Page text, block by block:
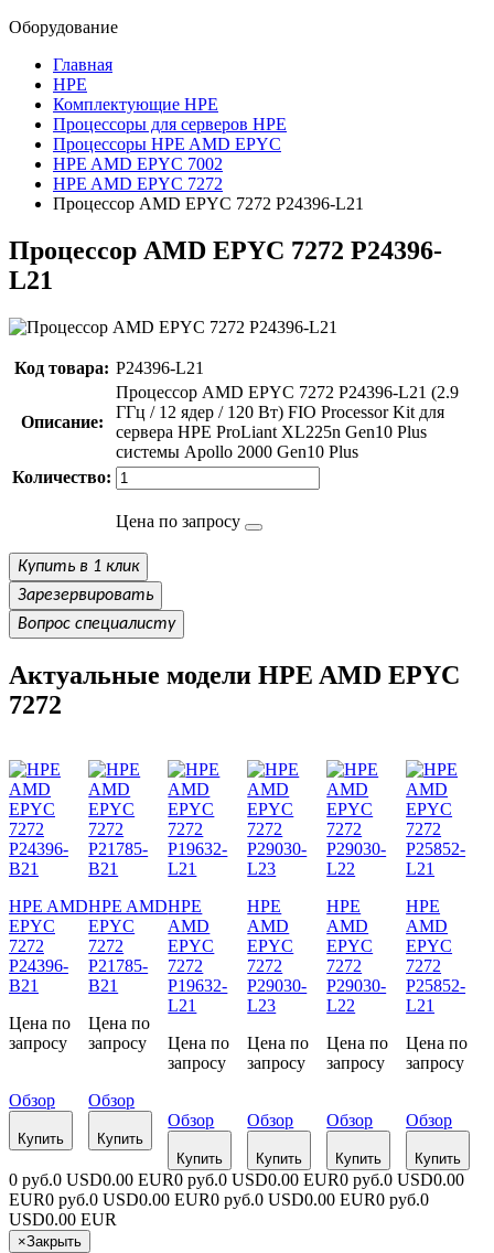
Оборудование
Главная
HPE
Комплектующие HPE
Процессоры для серверов HPE
Процессоры HPE AMD EPYC
HPE AMD EPYC 7002
HPE AMD EPYC 7272
Процессор AMD EPYC 7272 P24396-L21
Процессор AMD EPYC 7272 P24396-
L21
Код товара: P24396-L21
Описание:
Процессор AMD EPYC 7272 P24396-L21 (2.9
ГГц / 12 ядер / 120 Вт) FIO Processor Kit для
сервера HPE ProLiant XL225n Gen10 Plus
системы Apollo 2000 Gen10 Plus
Количество:
Цена по запросу
Купить в 1 клик
Зарезервировать
Вопрос специалисту
Актуальные модели HPE AMD EPYC
7272
HPE AMD
EPYC
7272
P24396-
B21
Цена по
запросу
Обзор
Купить
HPE AMD
EPYC
7272
P21785-
B21
Цена по
запросу
Обзор
Купить
HPE
AMD
EPYC
7272
P19632-
L21
Цена по
запросу
Обзор
Купить
HPE
AMD
EPYC
7272
P29030-
L23
Цена по
запросу
Обзор
Купить
HPE
AMD
EPYC
7272
P29030-
L22
Цена по
запросу
Обзор
Купить
HPE
AMD
EPYC
7272
P25852-
L21
Цена по
запросу
Обзор
Купить
0 руб.0 USD0.00 EUR0 руб.0 USD0.00 EUR0 руб.0 USD0.00
EUR0 руб.0 USD0.00 EUR0 руб.0 USD0.00 EUR0 руб.0
USD0.00 EUR
×Закрыть